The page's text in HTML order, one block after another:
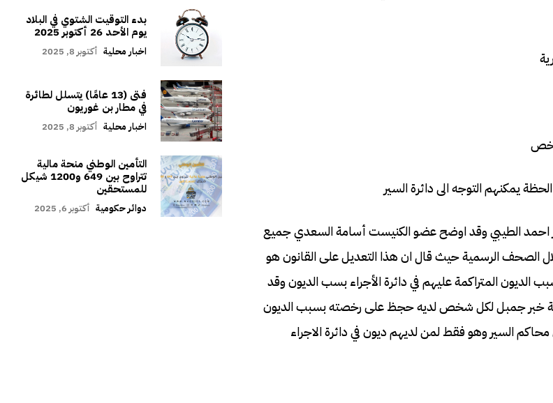
بدء التوقيت الشتوي في البلاد
يوم الأحد 26 أكتوبر 2025
اخبار محلية أكتوبر 8, 2025
فتى (13 عامًا) يتسلل لطائرة
في مطار بن غوريون
اخبار محلية أكتوبر 8, 2025
التأمين الوطني منحة مالية
تتراوح بين 649 و1200 شيكل
للمستحقين
دوائر حكومية أكتوبر 6, 2025
التوجه الى دائرة السير
احمد الطيبي وقد اوضح عضو الكنيست أسامة السعدي جميع
الصحف الرسمية حيث قال ان هذا التعديل على القانون هو
رخصهم بسبب الديون المتراكمة عليهم في دائرة الأجراء بسب الديون وقد
خبر جمبل لكل شخص لديه حجظ على رخصته بسبب الديون
السير وهو فقط لمن لديهم ديون في دائرة الاجراء